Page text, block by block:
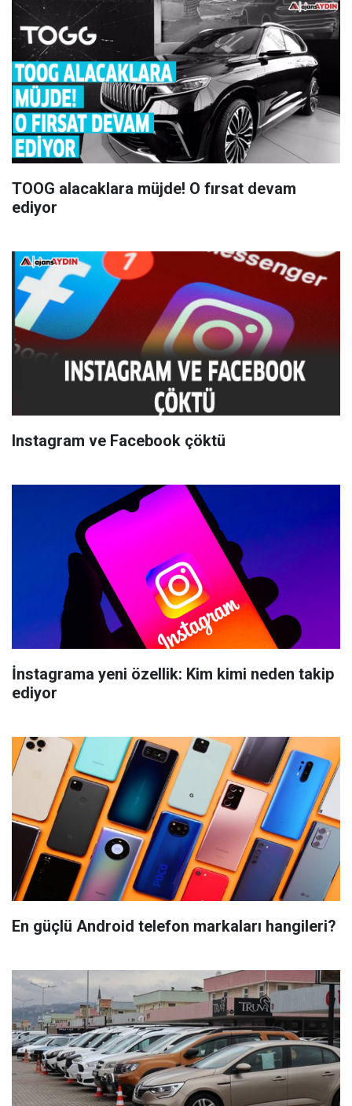
TOOG alacaklara müjde! O fırsat devam
ediyor
Instagram ve Facebook çöktü
İnstagrama yeni özellik: Kim kimi neden takip
ediyor
En güçlü Android telefon markaları hangileri?